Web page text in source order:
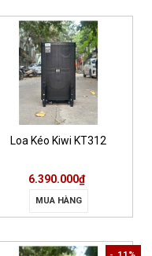
Loa Kéo Kiwi KT312
6.390.000₫
MUA HÀNG